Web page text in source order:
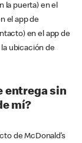
la puerta) en el
el app de
en el app de
ubicación de
entrega sin
mí?
de McDonald’s